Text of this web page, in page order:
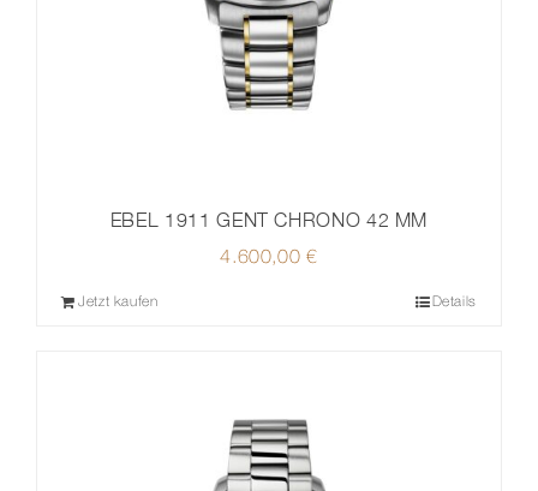
EBEL 1911 GENT CHRONO 42 MM
4.600,00€
Jetzt kaufen Details